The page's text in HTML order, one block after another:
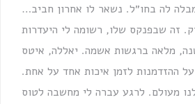
לה בחו״ל. נשאר לו אחרון חביב…
זה שבפנקס שלו, רשומה לי היעדרות
מלאה ברגשות אשמה. יאללה, איטס
ההזדמנות לזמן איכות אחד על אחת.
מעולם. לרגע עברה לי מחשבה לטוס